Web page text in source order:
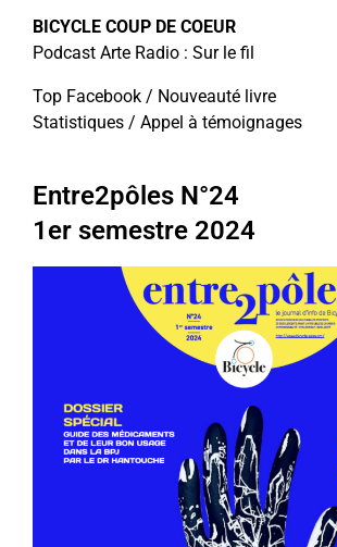
BICYCLE COUP DE COEUR
Podcast Arte Radio : Sur le fil
Top Facebook / Nouveauté livre
Statistiques / Appel à témoignages
Entre2pôles N°24
1er semestre 2024